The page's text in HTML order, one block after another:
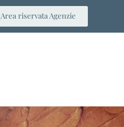
Area riservata Agenzie